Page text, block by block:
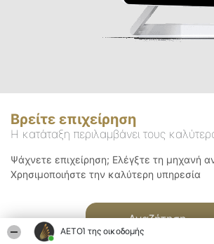
ΑΕΤΟΊ της οικοδομής
Βρείτε επιχείρηση
Η κατάταξη περιλαμβάνει τους
Ψάχνετε επιχείρηση; Ελέγξτε τη μηχανή
Χρησιμοποιήστε την καλύτερη υπηρεσία
Αναζήτηση